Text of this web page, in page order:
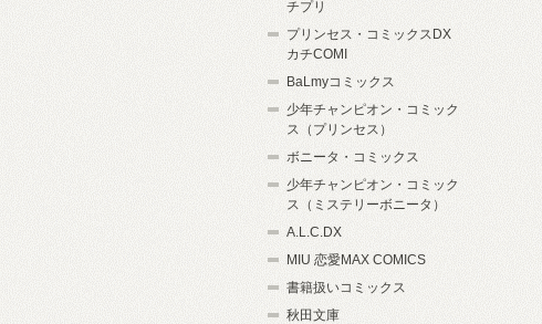
チプリ
プリンセス・コミックスDX
カチCOMI
BaLmyコミックス
少年チャンピオン・コミック
ス（プリンセス）
ボニータ・コミックス
少年チャンピオン・コミック
ス（ミステリーボニータ）
A.L.C.DX
MIU 恋愛MAX COMICS
書籍扱いコミックス
秋田文庫